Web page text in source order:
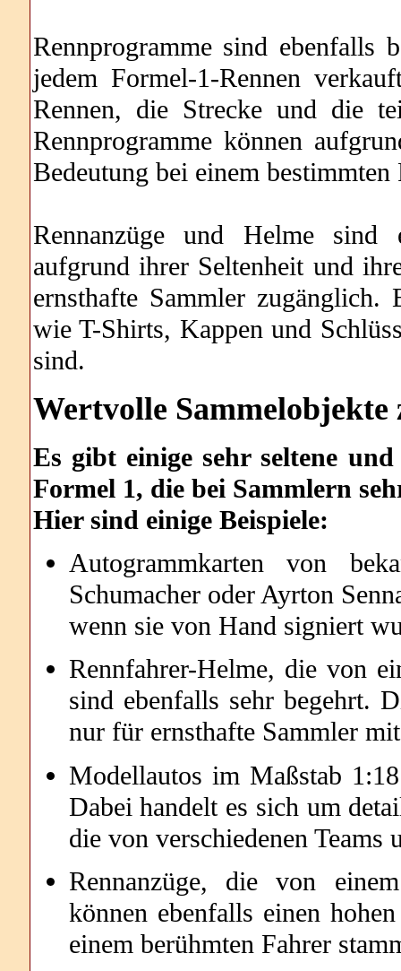
Rennprogramme sind ebenfalls
jedem Formel-1-Rennen
Rennen, die Strecke und die
Rennprogramme können
Bedeutung bei einem
Rennanzüge und Helme sind
aufgrund ihrer Seltenheit und
ernsthafte Sammler
wie T-Shirts, Kappen und
sind.
Wertvolle Sammelobjekte
Es gibt einige sehr seltene
Formel 1, die bei Sammlern
Hier sind einige Beispiele:
Autogrammkarten von
Schumacher oder Ayrton
wenn sie von Hand signiert
Rennfahrer-Helme, die von
sind ebenfalls sehr begehrt.
nur für ernsthafte Sammler
Modellautos im Maßstab
Dabei handelt es sich um
die von verschiedenen Teams
Rennanzüge, die von
können ebenfalls einen
einem berühmten Fahrer